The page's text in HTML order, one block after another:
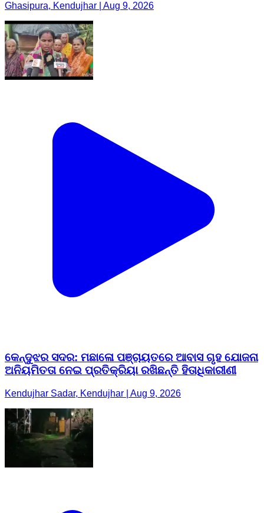
Ghasipura, Kendujhar | Aug 9, 2026
କେନ୍ଦୁଝର ସଦର: ମଛାଳୋ ପଞ୍ଚାୟତରେ ଆବାସ ଗୃହ ଯୋଜନା
ଅନିୟମିତତା ନେଇ ପ୍ରତିକ୍ରିୟା ରଖିଛନ୍ତି ହିତାଧିକାରୀଣୀ
Kendujhar Sadar, Kendujhar | Aug 9, 2026